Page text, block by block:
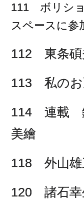
111 ボリシ
スペースに参
112 東条碩
113 私のお
114 連載
美繪
118 外山雄
120 諸石幸